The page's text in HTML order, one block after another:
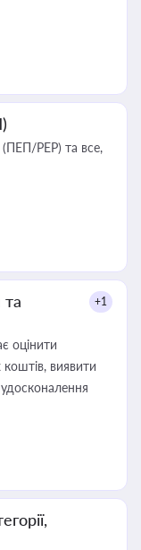
PEP) та все,
+1
оцінити
виявити